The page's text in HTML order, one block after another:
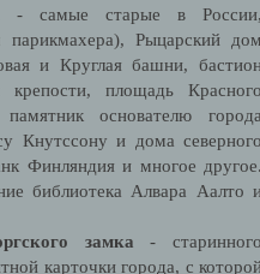
- самые старые в
Рыцарский
и Круглая башни,
крепости, площадь
основателю
Кнутссону и дома
Финляндия и многое
библиотека Алвара Аалто
замка -
карточки города, с